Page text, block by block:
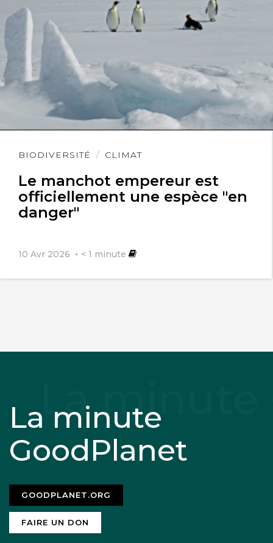
BIODIVERSITÉ CLIMAT
Le manchot empereur est
officiellement une espèce "en
danger"
10 Avr 2026 < 1 minute
Lire
La minute
GoodPlanet
GOODPLANET.ORG
FAIRE UN DON